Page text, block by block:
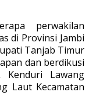
perwakilan
di Provinsi Jambi
Tanjab Timur
dan berdikusi
Kenduri Lawang
Laut Kecamatan